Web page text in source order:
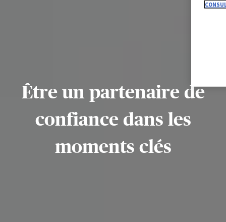
Être un partenaire de
confiance dans les
moments clés